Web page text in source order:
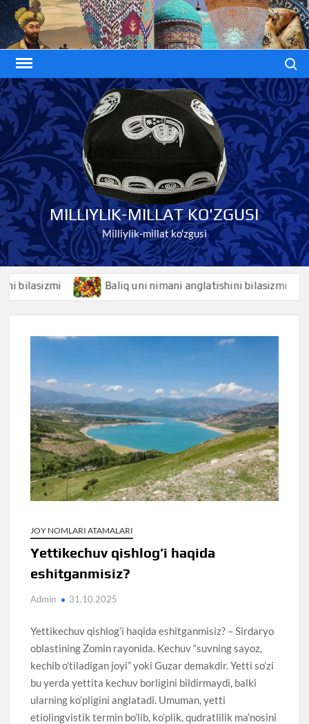
Skip
to
content
MILLIYLIK-MILLAT KO'ZGUSI
Milliylik-millat ko'zgusi
Baliq uni nimani anglatishini bilasizmi
JOY NOMLARI ATAMALARI
Yettikechuv qishlog’i haqida
eshitganmisiz?
Admin 31.10.2025
Yettikechuv qishlog’i haqida eshitganmisiz? – Sirdaryo
oblastining Zomin rayonida. Kechuv “suvning sayoz,
kechib o’tiladigan joyi” yoki Guzar demakdir. Yetti so’zi
bu yerda yettita kechuv borligini bildirmaydi, balki
ularning ko’pligini anglatadi. Umuman, yetti
etiolingvistik termin bo’lib, ko’plik, qudratlilik ma’nosini